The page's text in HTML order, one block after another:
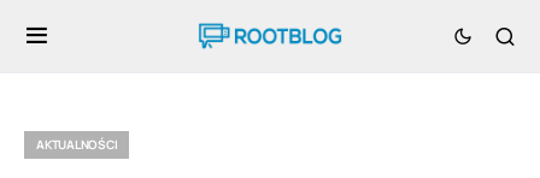
AKTUALNOŚCI